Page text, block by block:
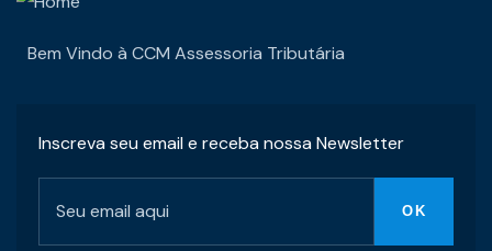
Bem Vindo à CCM Assessoria Tributária
Inscreva seu email e receba nossa Newsletter